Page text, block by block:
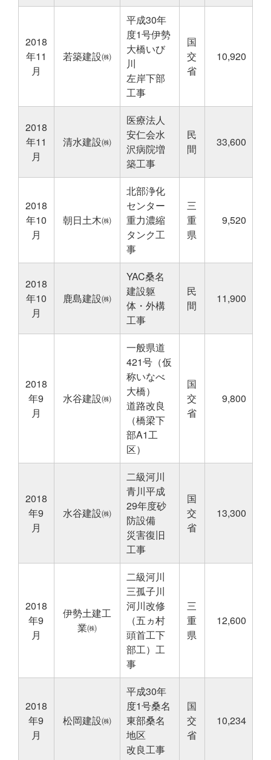
2018
年11
月
若築建設㈱
平成30年
度1号伊勢
大橋いび
川
左岸下部
工事
国
交
省
10,920
2018
年11
月
清水建設㈱
医療法人
安仁会水
沢病院増
築工事
民
間
33,600
2018
年10
月
朝日土木㈱
北部浄化
センター
重力濃縮
タンク工
事
三
重
県
9,520
2018
年10
月
鹿島建設㈱
YAC桑名
建設躯
体・外構
工事
民
間
11,900
2018
年9
月
水谷建設㈱
一般県道
421号（仮
称いなべ
大橋）
道路改良
（橋梁下
部A1工
区）
国
交
省
9,800
2018
年9
月
水谷建設㈱
二級河川
青川平成
29年度砂
防設備
災害復旧
工事
国
交
省
13,300
2018
年9
月
伊勢土建工
業㈱
二級河川
三孤子川
河川改修
（五ヵ村
頭首工下
部工）工
事
三
重
県
12,600
2018
年9
月
松岡建設㈱
平成30年
度1号桑名
東部桑名
地区
改良工事
国
交
省
10,234